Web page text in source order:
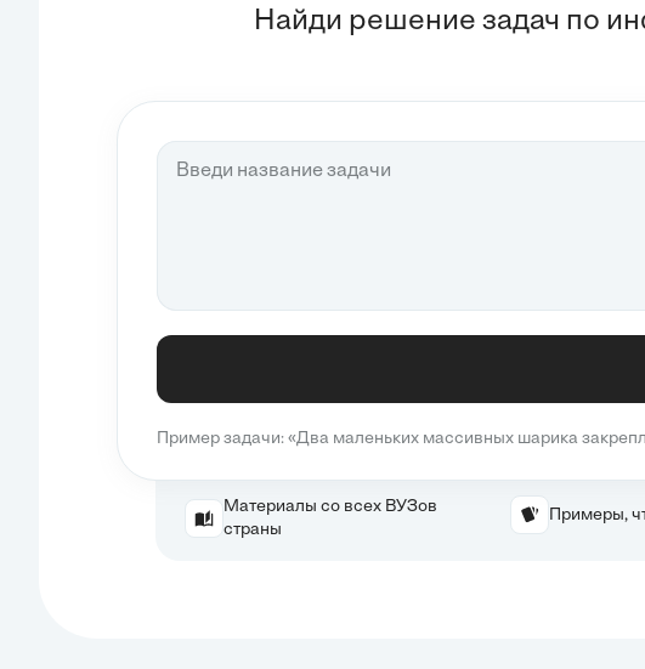
Найди решение задач по
Пример задачи: «Два маленьких массивных шарика
Материалы со всех ВУЗов
страны
Примеры,